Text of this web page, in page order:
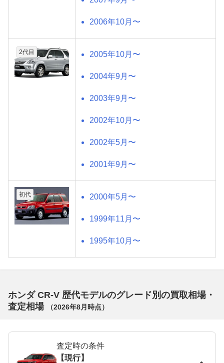
2006年10月〜
2代目 2005年10月〜
2004年9月〜
2003年9月〜
2002年10月〜
2002年5月〜
2001年9月〜
初代 2000年5月〜
1999年11月〜
1995年10月〜
ホンダ CR-V 歴代モデルのグレード別の買取相場・
査定相場
（2026年8月 時点）
査定時の条件
【現行】